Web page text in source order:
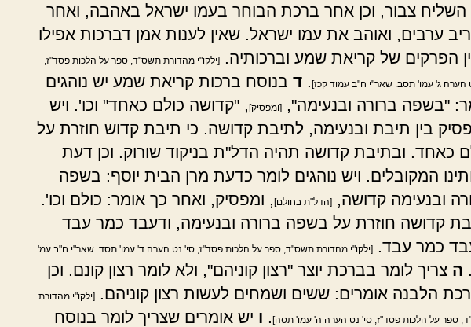
צבור, וכן אחר ברכת הבוחר בעמו ישראל באהבה, ואחר
ערבים, ואוהב את עמו ישראל. שאין לענות אמן דברכות אפילו
הפרקים של קריאת שמע וברכותיה.
[ילקו"י מהדורת תשס"ד, ספר על הלכות פסד"ז,
הערה ג' עמו' תסב. שאר"י ח"ב עמוד קכז] ד בנוסח ברכות קריאת שמע יש נוהגים
"בשפה ברורה ובנעימה",
[ומפסיק]
, "קדושה כולם כאחד" וכו'. ויש
בין תיבת ובנעימה, לתיבת קדושה. כי תיבת קדוש חוזרת על
כאחד. ובתיבת קדושה תהיה הדל"ת בניקוד שורוק. וכן דעת
המקובלים. ויש נוהגים לומר כדעת מרן הבית יוסף: בשפה
ובנעימה קדושה,
[הדל"ת בחולם]
, ומפסיק, ואחר כך אומר: כולם וכו'.
קדושה חוזרת על בשפה ברורה ובנעימה, ודעבד כמר עבד
כמר עבד.
[ילקו"י מהדורת תשס"ד, ספר על הלכות פסד"ז, סי' נט הערה ד' עמו' תסד. שאר"י ח"ב עמ'
ה צריך לומר בברכת יוצר "רצון קוניהם", ולא לומר רצון קונם. וכן
הלבנה אומרים: ששים ושמחים לעשות רצון קוניהם.
[ילקו"י מהדורת
ספר על הלכות פסד"ז, סי' נט הערה ה' עמו' תסה] ו יש אומרים שצריך לומר בנוסח